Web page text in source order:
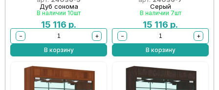
Дуб сонома
В наличии 10шт
15 116 р.
−
+
В корзину
Серый
В наличии 7шт
15 116 р.
−
+
В корзину